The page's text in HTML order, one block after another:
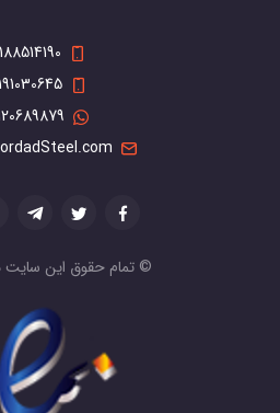
© تمام حقوق این